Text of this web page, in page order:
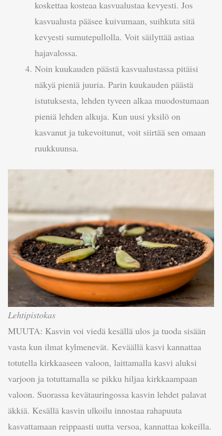
koskettaa kosteaa kasvualustaa kevyesti. Jos
kasvualusta pääsee kuivumaan, suihkuta sitä
kevyesti sumutepullolla. Voit säilyttää astiaa
hajavalossa.
Noin kuukauden päästä kasvualustassa pitäisi
näkyä pieniä juuria. Parin kuukauden päästä
istutuksesta, lehden tyveen alkaa muodostumaan
pieniä lehden alkuja. Kun uusi yksilö on
kasvanut ja tukevoitunut, voit siirtää sen omaan
ruukkuunsa.
Lehtipistokas
MUUTA: Kasvin voi viedä kesällä ulos ja tuoda sisään
vasta kun ilmat kylmenevät. Keväällä kasvi kannattaa
totutella kirkkaaseen valoon, laittamalla kasvi aluksi
varjoon ja totuttamalla se pikku hiljaa kirkkaampaan
valoon. Suorassa kevätauringossa kasvin lehdet palavat
äkkiä. Kesällä kasvin ulkoilu innostaa rahapuuta
kasvattamaan reippaasti uutta versoa, kannattaa kokeilla.